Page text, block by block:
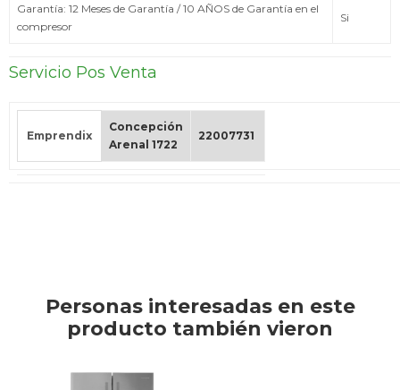
Garantía: 12 Meses de Garantía / 10 AÑOS de Garantía en el
compresor
Si
Servicio Pos Venta
Emprendix
Concepción
Arenal 1722
22007731
Personas interesadas en este
producto también vieron